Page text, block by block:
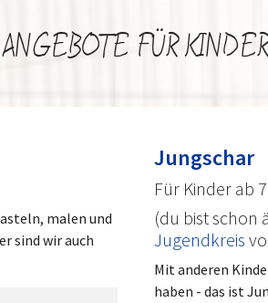
ANGEBOTE FÜR KINDER
malen und
sind wir auch
Jungschar
Für Kinder ab
(du bist schon
Jugendkreis
Mit anderen
haben - das ist